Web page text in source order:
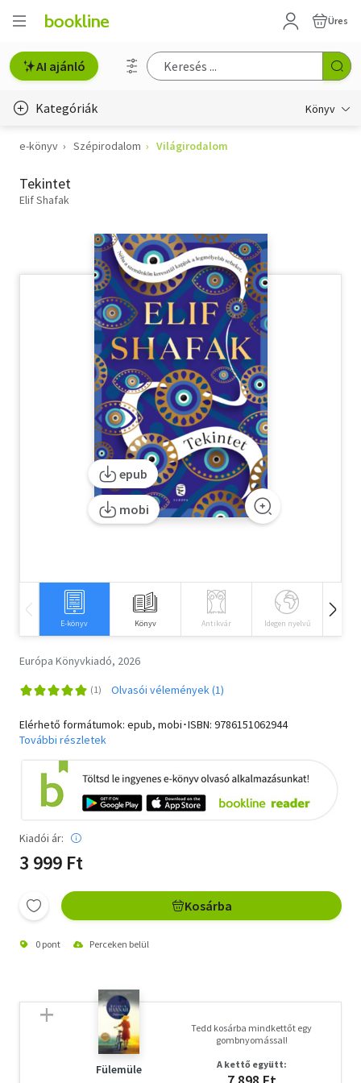
Üres
AI ajánló
Kategóriák Könyv
Életmód, egészség
Erotika
Hobbi, szabadidő
Szótár, nyelvkönyv
Tankönyv, segédkönyv
Társadalomtudomány
Természettudomány
e-könyv Szépirodalom Világirodalom
Tekintet
Elif Shafak
epub
mobi
E-könyv Könyv Antikvár Idegen nyelvű
Európa Könyvkiadó, 2026
Olvasói vélemények (1)
Elérhető formátumok: epub, mobi･ISBN: 9786151062944
További részletek
Kiadói ár:
3 999 Ft
Kosárba
0 pont Perceken belül
Fülemüle
Tedd kosárba mindkettőt egy
gombnyomással!
A kettő együtt: